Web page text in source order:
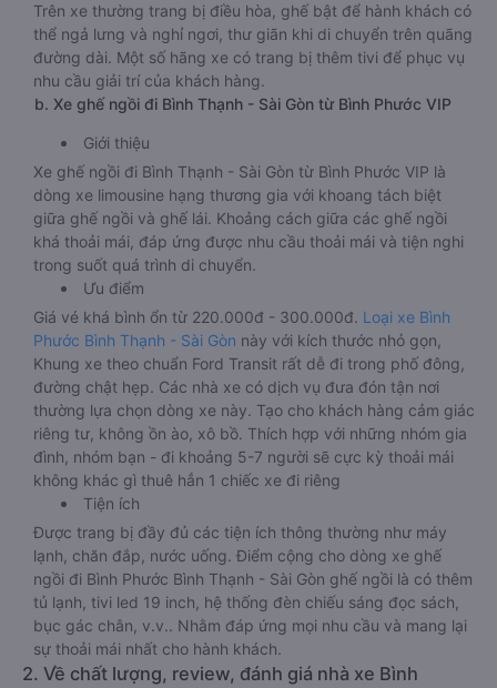
Trên xe thường trang bị điều hòa, ghế bật để hành khách có
thể ngả lưng và nghỉ ngơi, thư giãn khi di chuyển trên quãng
đường dài. Một số hãng xe có trang bị thêm tivi để phục vụ
nhu cầu giải trí của khách hàng.
b. Xe ghế ngồi đi Bình Thạnh - Sài Gòn từ Bình Phước VIP
Giới thiệu
Xe ghế ngồi đi Bình Thạnh - Sài Gòn từ Bình Phước VIP là
dòng xe limousine hạng thương gia với khoang tách biệt
giữa ghế ngồi và ghế lái. Khoảng cách giữa các ghế ngồi
khá thoải mái, đáp ứng được nhu cầu thoải mái và tiện nghi
trong suốt quá trình di chuyển.
Ưu điểm
Giá vé khá bình ổn từ 220.000đ - 300.000đ. Loại xe Bình
Phước Bình Thạnh - Sài Gòn này với kích thước nhỏ gọn,
Khung xe theo chuẩn Ford Transit rất dễ đi trong phố đông,
đường chật hẹp. Các nhà xe có dịch vụ đưa đón tận nơi
thường lựa chọn dòng xe này. Tạo cho khách hàng cảm giác
riêng tư, không ồn ào, xô bồ. Thích hợp với những nhóm gia
đình, nhóm bạn - đi khoảng 5-7 người sẽ cực kỳ thoải mái
không khác gì thuê hẳn 1 chiếc xe đi riêng
Tiện ích
Được trang bị đầy đủ các tiện ích thông thường như máy
lạnh, chăn đắp, nước uống. Điểm cộng cho dòng xe ghế
ngồi đi Bình Phước Bình Thạnh - Sài Gòn ghế ngồi là có thêm
tủ lạnh, tivi led 19 inch, hệ thống đèn chiếu sáng đọc sách,
bục gác chân, v.v.. Nhằm đáp ứng mọi nhu cầu và mang lại
sự thoải mái nhất cho hành khách.
2. Về chất lượng, review, đánh giá nhà xe Bình